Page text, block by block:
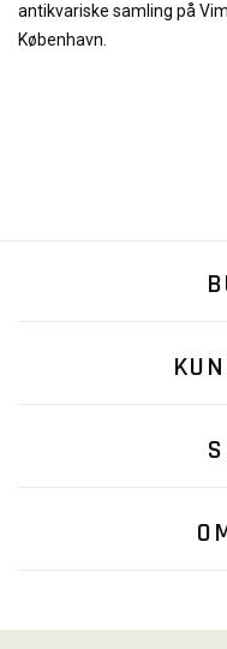
antikvariske samling på
København.